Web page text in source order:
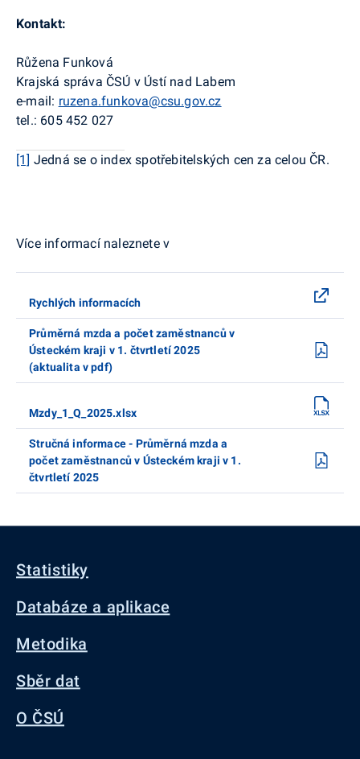
Kontakt:
Růžena Funková
Krajská správa ČSÚ v Ústí nad Labem
e-mail: ruzena.funkova@csu.gov.cz
tel.: 605 452 027
[1] Jedná se o index spotřebitelských cen za celou ČR.
Více informací naleznete v
Rychlých informacích
Průměrná mzda a počet zaměstnanců v
Ústeckém kraji v 1. čtvrtletí 2025
(aktualita v pdf)
Mzdy_1_Q_2025.xlsx
Stručná informace - Průměrná mzda a
počet zaměstnanců v Ústeckém kraji v 1.
čtvrtletí 2025
Statistiky
Databáze a aplikace
Metodika
Sběr dat
O ČSÚ